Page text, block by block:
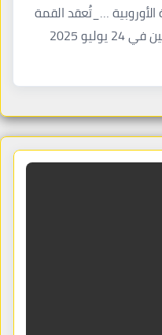
الأوروبية …_تُعقد القمة
القادمة بين الاتحاد الأوروبي والصين في 24 يوليو 2025